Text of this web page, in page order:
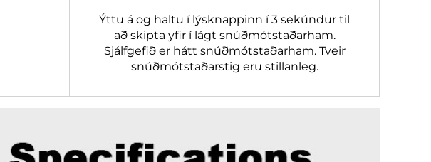
Ýttu á og haltu í lýsknappinn í 3 sekúndur til
að skipta yfir í lágt snúðmótstaðarham.
Sjálfgefið er hátt snúðmótstaðarham. Tveir
snúðmótstaðarstig eru stillanleg.